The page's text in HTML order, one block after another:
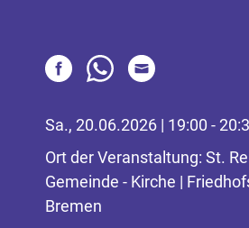
Sa., 20.06.2026 | 19:00 -
Ort der Veranstaltung: St.
Gemeinde - Kirche |
Bremen